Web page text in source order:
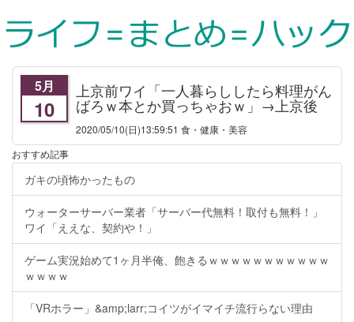
5月
10
上京前ワイ「一人暮らししたら料理がん
ばろｗ本とか買っちゃおｗ」→上京後
2020/05/10(日)13:59:51 食・健康・美容
おすすめ記事
ガキの頃怖かったもの
ウォーターサーバー業者「サーバー代無料！取付も無料！」
ワイ「ええな、契約や！」
ゲーム実況始めて1ヶ月半俺、飽きるｗｗｗｗｗｗｗｗｗｗｗ
ｗｗｗｗ
「VRホラー」&amp;larr;コイツがイマイチ流行らない理由